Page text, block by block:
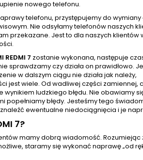
nowego telefonu.
telefonu, przystępujemy do
Nie odsyłamy telefonów naszych
przekazane. Jest to dla naszych klientów
REDMI 7 zostanie wykonana, następuje
sprawdzamy czy działa on prawidłowo.
w dalszym ciągu nie działa jak należy,
jest wiele. Od wadliwej części zamiennej,
ludzkiego błędu. Nie obawiamy
popełniamy błędy. Jesteśmy tego
ewentualne niedociągnięcia i je
7?
mamy dobrą wiadomość. Rozumiejąc
staramy się wykonać naprawę „od